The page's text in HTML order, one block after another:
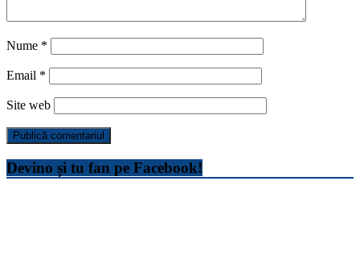
Nume *
Email *
Site web
Devino și tu fan pe Facebook!